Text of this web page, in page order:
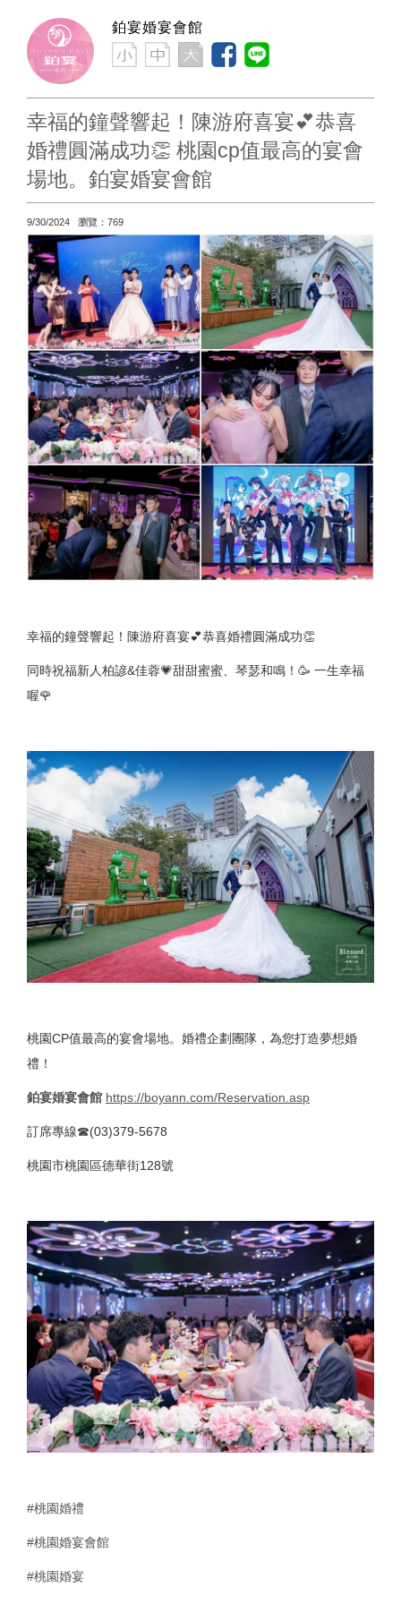
鉑宴婚宴會館
幸福的鐘聲響起！陳游府喜宴💕恭喜
婚禮圓滿成功👏 桃園cp值最高的宴會
場地。鉑宴婚宴會館
9/30/2024 瀏覽：769
幸福的鐘聲響起！陳游府喜宴💕恭喜婚禮圓滿成功👏
同時祝福新人柏諺&佳蓉💗甜甜蜜蜜、琴瑟和鳴！🥳 一生幸福
喔🌹
桃園CP值最高的宴會場地。婚禮企劃團隊，為您打造夢想婚
禮！
鉑宴婚宴會館 https://boyann.com/Reservation.asp
訂席專線☎(03)379-5678
桃園市桃園區德華街128號
#桃園婚禮
#桃園婚宴會館
#桃園婚宴